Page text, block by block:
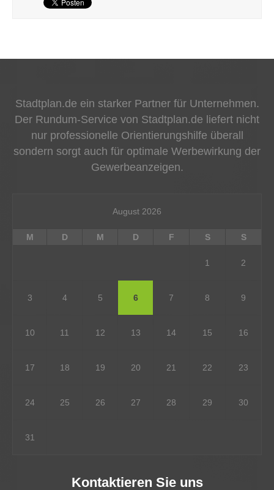
Stadtplan.de ein starker Partner für Unternehmen.
Der Rundum-Service von Stadtplan.de liefert nicht
nur professionelle Orientierungshilfe überall
sondern sorgt auch für optimale Werbewirkung der
Gewerbeanzeigen.
August 2026
M D M D F S S
1 2
3 4 5 6 7 8 9
10 11 12 13 14 15 16
17 18 19 20 21 22 23
24 25 26 27 28 29 30
31
Kontaktieren Sie uns